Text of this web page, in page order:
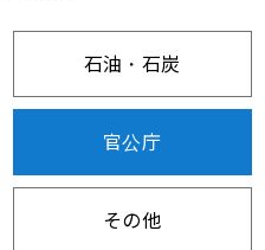
石油・石炭
官公庁
その他